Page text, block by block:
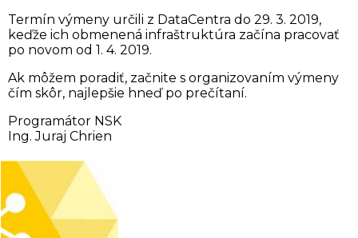
Termín výmeny určili z DataCentra do 29. 3. 2019,
keďže ich obmenená infraštruktúra začína pracovať
po novom od 1. 4. 2019.
Ak môžem poradiť, začnite s organizovaním výmeny
čím skôr, najlepšie hneď po prečítaní.
Programátor NSK
Ing. Juraj Chrien